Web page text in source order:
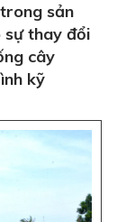
sản
sự thay đổi
cây
kỹ